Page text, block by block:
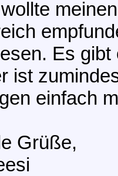
Es
ist
einfach
Grüße,